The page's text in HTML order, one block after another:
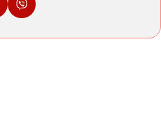
na imejlna WhatsApp
Podelite na Viberu